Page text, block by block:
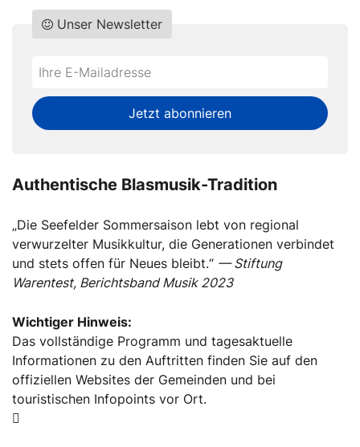
Do
fill
this
Unser Newsletter
*Ihre
Mailadresse:
Jetzt abonnieren
Authentische Blasmusik-Tradition
„Die Seefelder Sommersaison lebt von regional
verwurzelter Musikkultur, die Generationen verbindet
und stets offen für Neues bleibt.“ — Stiftung
Warentest, Berichtsband Musik 2023
Wichtiger Hinweis:
Das vollständige Programm und tagesaktuelle
Informationen zu den Auftritten finden Sie auf den
offiziellen Websites der Gemeinden und bei
touristischen Infopoints vor Ort.